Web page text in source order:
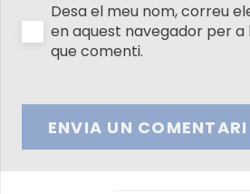
Desa el meu nom, correu
en aquest navegador per
que comenti.
ENVIA UN COMENTARI